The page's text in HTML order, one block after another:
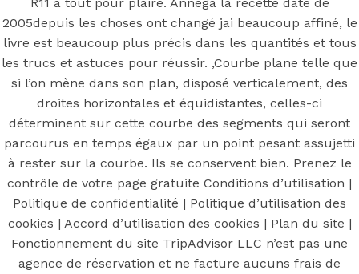
Posted OnJune 23, 2022June 23, 2022 In
UncategorizedbySimon
Acheter
Zyloprim
moins cher
2005depuis les choses ont changé jai beaucoup affiné, le
livre est beaucoup plus précis dans les quantités et tous
les trucs et astuces pour réussir. ,Courbe plane telle que
si l’on mène dans son plan, disposé verticalement, des
droites horizontales et équidistantes, celles-ci
déterminent sur cette courbe des segments qui seront
parcourus en temps égaux par un point pesant assujetti
à rester sur la courbe. Ils se conservent bien. Prenez le
contrôle de votre page gratuite Conditions d’utilisation |
Politique de confidentialité | Politique d’utilisation des
cookies | Accord d’utilisation des cookies | Plan du site |
Fonctionnement du site TripAdvisor LLC n’est pas une
agence de réservation et ne facture aucuns frais de